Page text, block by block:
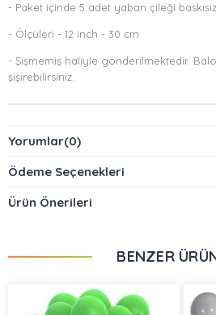
- Paket içinde 5 adet yaban çileği
- Ölçüleri - 12 inch - 30 cm
- Şişmemiş haliyle gönderilmektedir.
şişirebilirsiniz.
Yorumlar(0)
Ödeme Seçenekleri
Ürün Önerileri
BENZER